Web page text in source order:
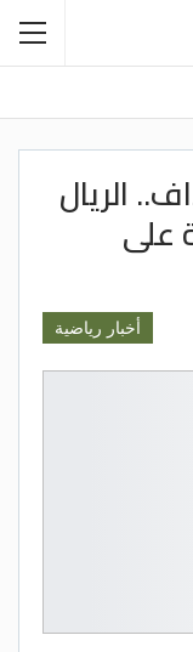
الريال
على
أخبار رياضية